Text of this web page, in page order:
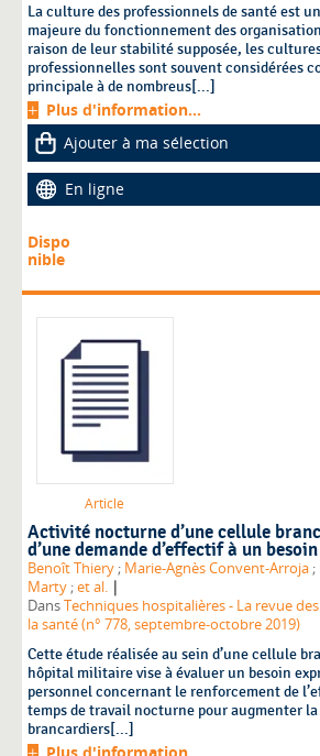
La culture des professionnels de santé est
majeure du fonctionnement des
raison de leur stabilité supposée, les
professionnelles sont souvent considérées
principale à de nombreus[...]
Plus d'information...
Ajouter à ma sélection
En ligne
Dispo
nible
Article
Activité nocturne d’une cellule
d’une demande d’effectif à un
Benoît Thiery ; Marie-Agnès Convent-Arroja ;
Marty ;et al. |
DansTechniques hospitalières - La revue
la santé (n° 778, septembre-octobre 2019)
Cette étude réalisée au sein d’une cellule
hôpital militaire vise à évaluer un besoin
personnel concernant le renforcement de
temps de travail nocturne pour augmenter
brancardiers[...]